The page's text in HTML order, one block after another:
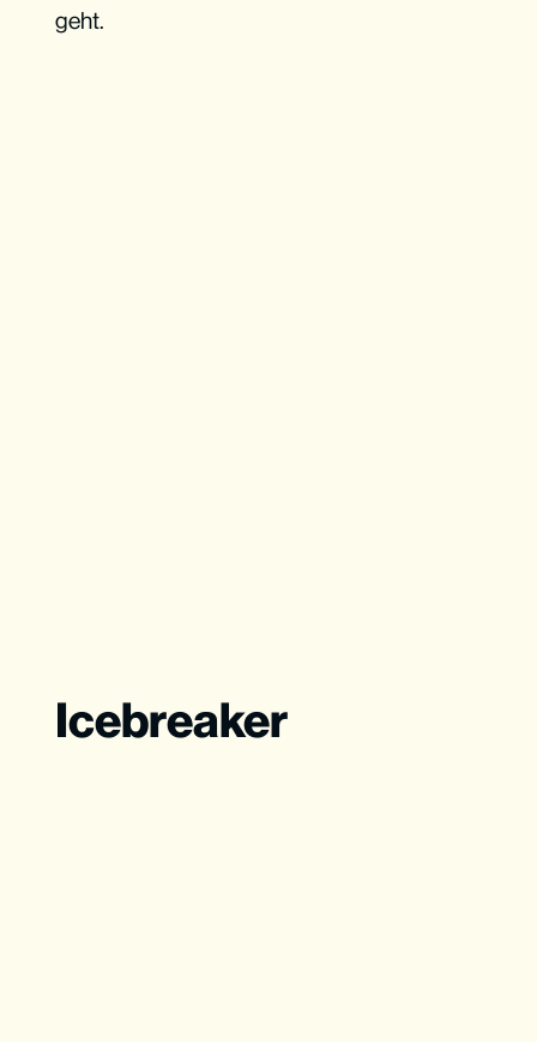
geht.
Icebreaker